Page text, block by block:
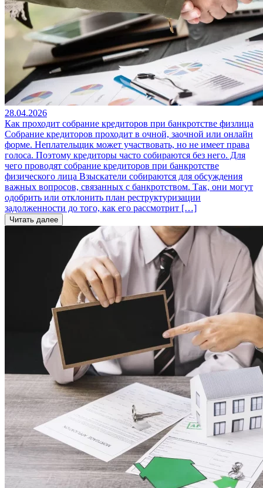
28.04.2026
Как проходит собрание кредиторов при банкротстве физлица
Собрание кредиторов проходит в очной, заочной или онлайн
форме. Неплательщик может участвовать, но не имеет права
голоса. Поэтому кредиторы часто собираются без него. Для
чего проводят собрание кредиторов при банкротстве
физического лица Взыскатели собираются для обсуждения
важных вопросов, связанных с банкротством. Так, они могут
одобрить или отклонить план реструктуризации
задолженности до того, как его рассмотрит […]
Читать далее